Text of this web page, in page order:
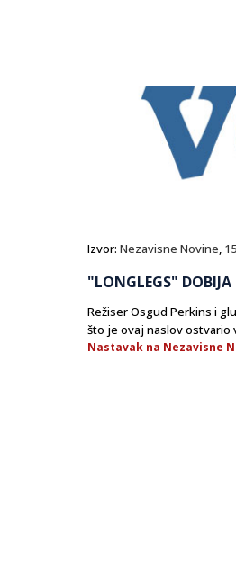
Izvor: Nezavisne Novine,
"LONGLEGS"
​Režiser Osgud Perkins i
što je ovaj naslov ostvario
Nastavak na Nezavisne